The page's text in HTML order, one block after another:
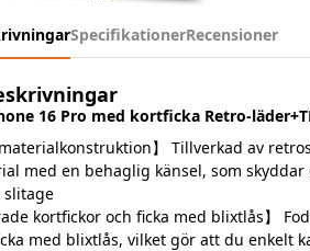
SpecifikationerRecensioner
16 Pro med kortficka Retro-
materialkonstruktion】 Tillverkad av
med en behaglig känsel, som
slitage
kortfickor och ficka med blixtlås】
med blixtlås, vilket gör att du enkelt